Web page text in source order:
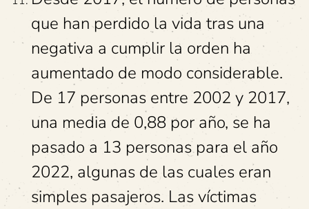
que han perdido la vida tras una
negativa a cumplir la orden ha
aumentado de modo considerable.
De 17 personas entre 2002 y 2017,
una media de 0,88 por año, se ha
pasado a 13 personas para el año
2022, algunas de las cuales eran
simples pasajeros. Las víctimas